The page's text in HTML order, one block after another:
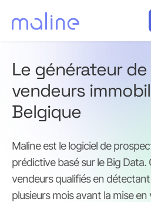
Le générateur
vendeurs
Belgique
Maline est le logiciel de
prédictive basé sur le Big Data.
vendeurs qualifiés en
plusieurs mois avant la mise